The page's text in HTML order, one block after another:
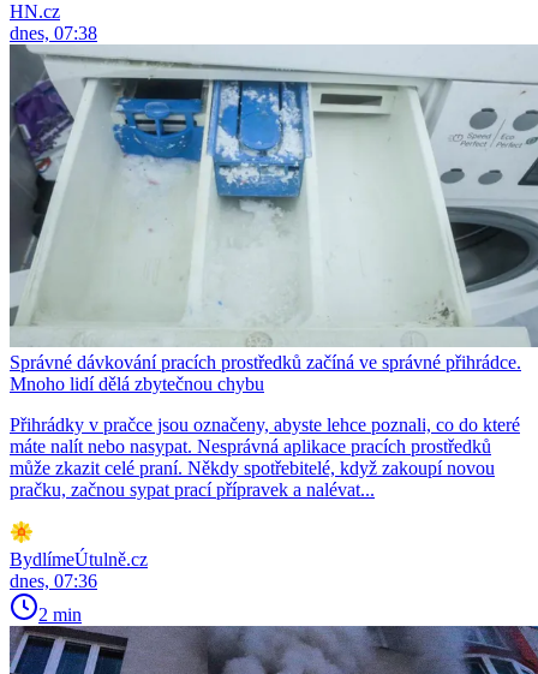
HN.cz
dnes, 07:38
Správné dávkování pracích prostředků začíná ve správné přihrádce.
Mnoho lidí dělá zbytečnou chybu
Přihrádky v pračce jsou označeny, abyste lehce poznali, co do které
máte nalít nebo nasypat. Nesprávná aplikace pracích prostředků
může zkazit celé praní. Někdy spotřebitelé, když zakoupí novou
pračku, začnou sypat prací přípravek a nalévat...
BydlímeÚtulně.cz
dnes, 07:36
2 min